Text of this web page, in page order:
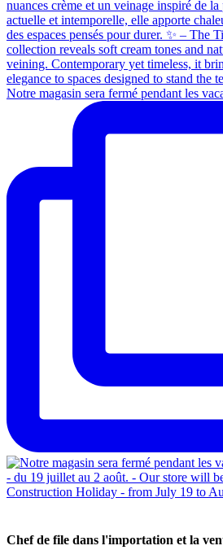
Notre magasin sera fermé pendant les
Chef de file dans l'importation et la